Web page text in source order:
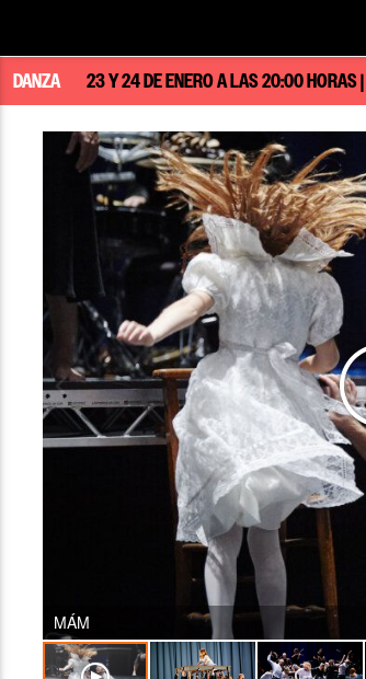
DANZA 23 Y 24 DE ENERO A LAS 20:00 HORAS
MÁM